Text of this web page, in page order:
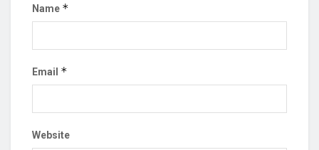
Name *
Email *
Website